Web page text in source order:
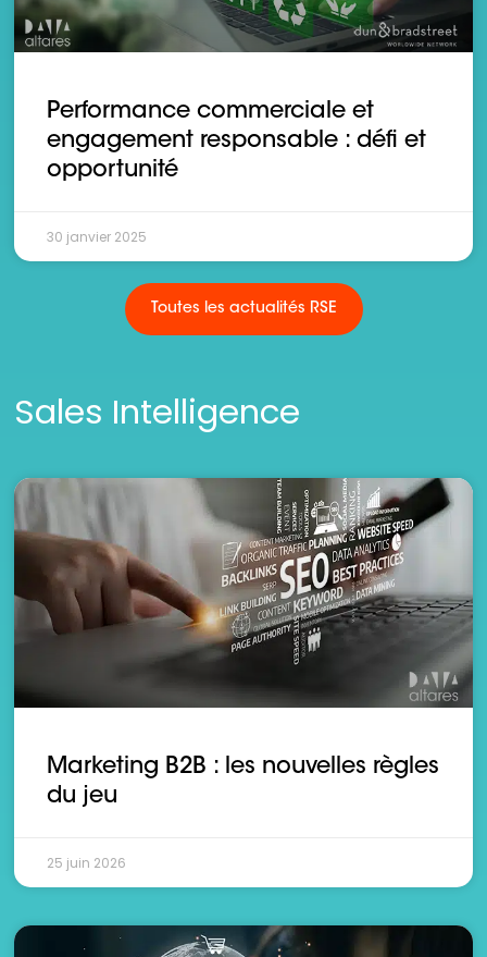
Performance commerciale et
engagement responsable : défi et
opportunité
30 janvier 2025
Toutes les actualités RSE
Sales Intelligence
Marketing B2B : les nouvelles règles
du jeu
25 juin 2026